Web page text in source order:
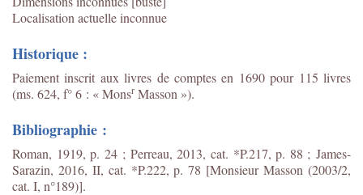
Localisation actuelle inconnue
Historique :
Paiement inscrit aux livres de comptes en 1690 pour 115 livres
(ms. 624, f° 6 : « Monsr Masson »).
Bibliographie :
Roman, 1919, p. 24 ; Perreau, 2013, cat. *P.217, p. 88 ; James-
Sarazin, 2016, II, cat. *P.222, p. 78 [Monsieur Masson (2003/2,
cat. I, n°189)].